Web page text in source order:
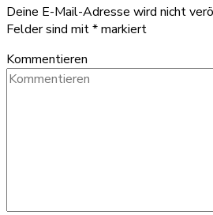
Deine E-Mail-Adresse wird nicht
Felder sind mit*markiert
Kommentieren